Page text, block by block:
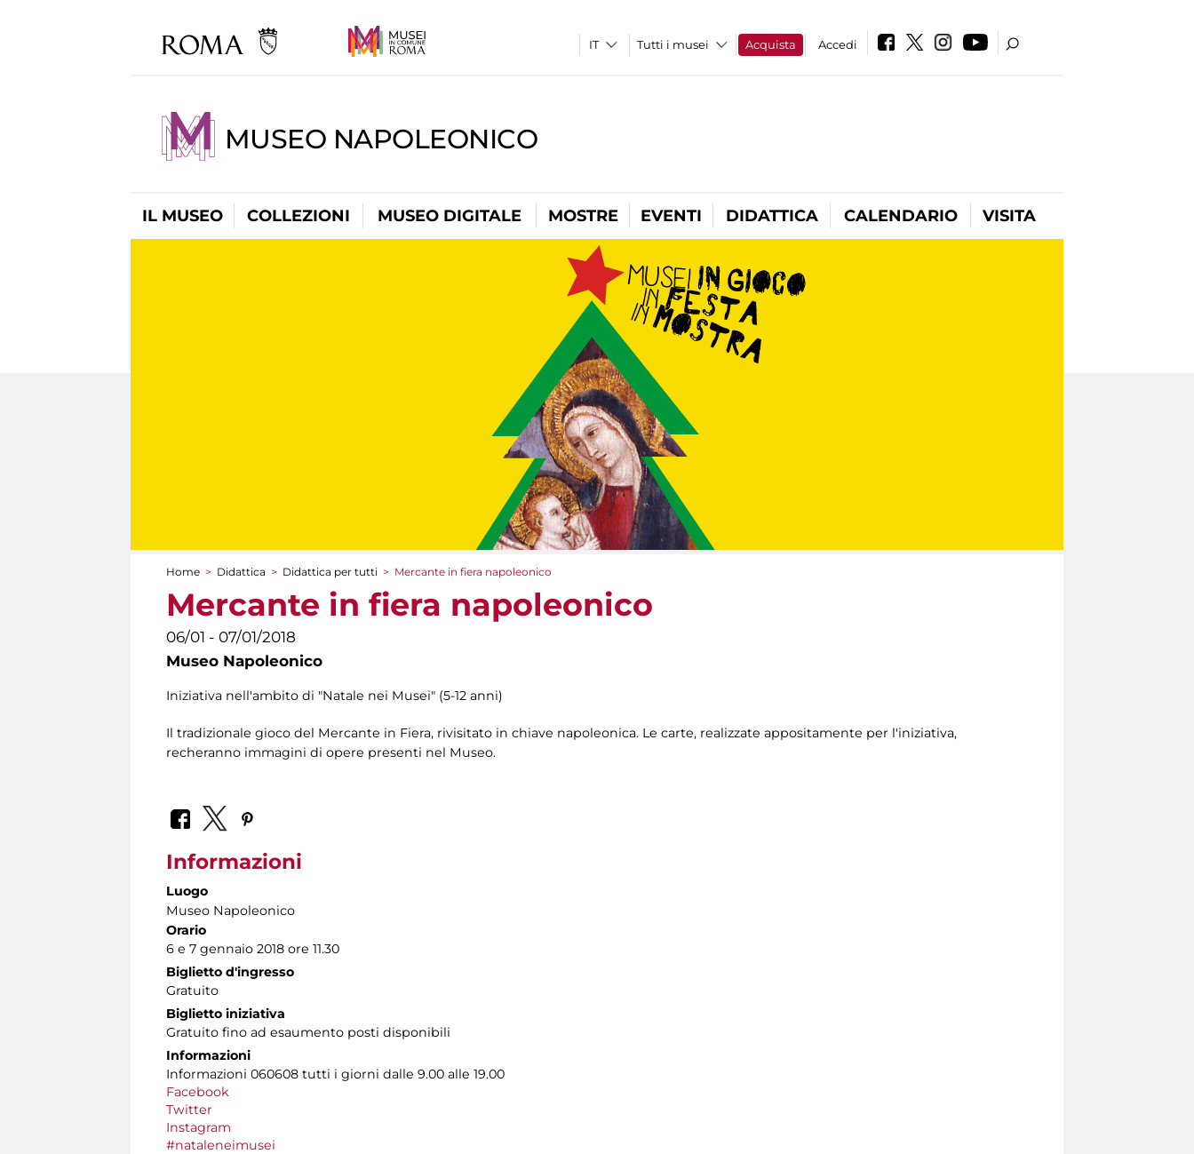
Tutti i musei Acquista Accedi
MUSEO NAPOLEONICO
IL MUSEO COLLEZIONI MUSEO DIGITALE MOSTRE EVENTI DIDATTICA CALENDARIO VISITA
Tu sei qui
Home > Didattica > Didattica per tutti > Mercante in fiera napoleonico
Mercante in fiera napoleonico
06/01 - 07/01/2018
Museo Napoleonico
Iniziativa nell'ambito di "Natale nei Musei" (5-12 anni)
Il tradizionale gioco del Mercante in Fiera, rivisitato in chiave napoleonica. Le carte, realizzate appositamente per l'iniziativa,
recheranno immagini di opere presenti nel Museo.
Informazioni
Luogo
Museo Napoleonico
Orario
6 e 7 gennaio 2018 ore 11.30
Biglietto d'ingresso
Gratuito
Biglietto iniziativa
Gratuito fino ad esaumento posti disponibili
Informazioni
Informazioni 060608 tutti i giorni dalle 9.00 alle 19.00
Facebook
Twitter
Instagram
#nataleneimusei